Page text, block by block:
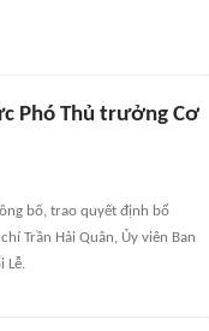
Phó Thủ trưởng Cơ
bố, trao quyết định bổ
Trần Hải Quân, Ủy viên Ban
Lễ.